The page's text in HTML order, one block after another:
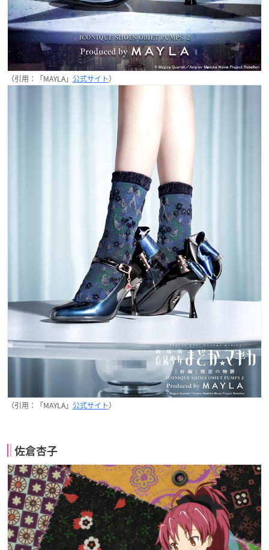
（引用：「MAYLA」 公式サイト）
（引用：「MAYLA」 公式サイト）
佐倉杏子